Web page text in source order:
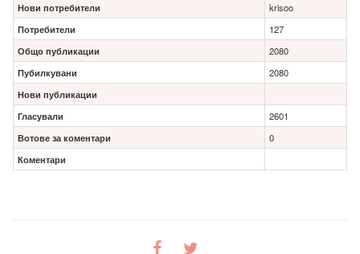
Нови потребители
krisoo
Потребители
127
Общо публикации
2080
Пубилкувани
2080
Нови публикации
Гласували
2601
Вотове за коментари
0
Коментари